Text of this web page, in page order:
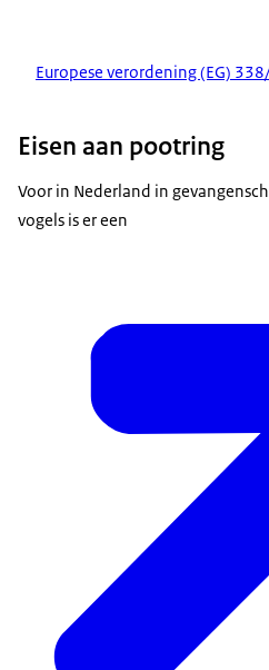
Europese verordening (EG)
Eisen aan pootring
Voor in Nederland in
vogels is er een